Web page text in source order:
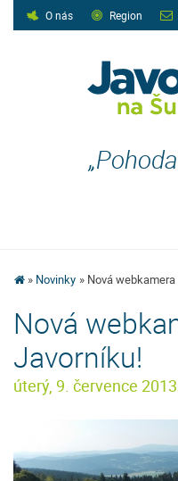
O nás Region
„Pohoda
Novinky Nová
Nová
Javorníku!
úterý, 9. července 2013